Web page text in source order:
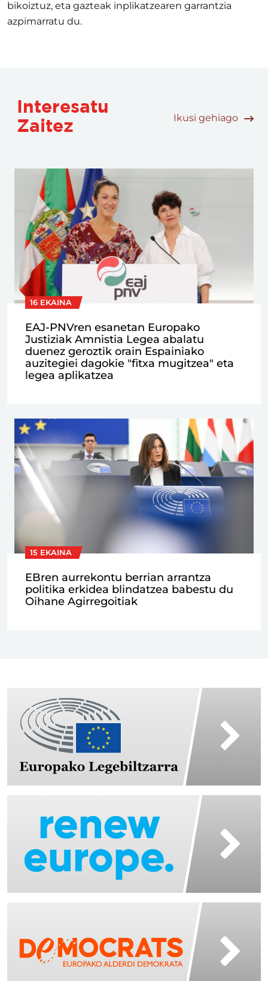
bikoiztuz, eta gazteak inplikatzearen garrantzia
azpimarratu du.
Interesatu
Zaitez
Ikusi gehiago
16 EKAINA
EAJ-PNVren esanetan Europako
Justiziak Amnistia Legea abalatu
duenez geroztik orain Espainiako
auzitegiei dagokie "fitxa mugitzea" eta
legea aplikatzea
15 EKAINA
EBren aurrekontu berrian arrantza
politika erkidea blindatzea babestu du
Oihane Agirregoitiak